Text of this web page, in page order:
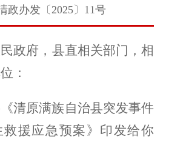
政办发〔2025〕11号
政府，县直相关部门，相
：
清原满族自治县突发事件
救援应急预案》印发给你